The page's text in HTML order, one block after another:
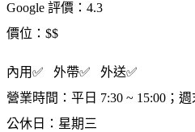
Google 評價：4.3
價位：$$
內用✅ 外帶✅ 外送✅
營業時間：平日 7:30 ~ 15:00；週
公休日：星期三